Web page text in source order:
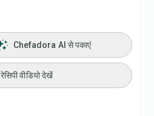
Chefadora AI से पकाएं
रेसिपी वीडियो देखें